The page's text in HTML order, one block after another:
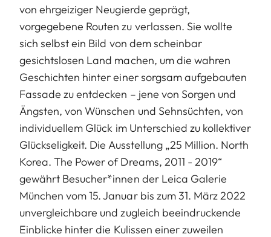
von ehrgeiziger Neugierde geprägt,
vorgegebene Routen zu verlassen. Sie wollte
sich selbst ein Bild von dem scheinbar
gesichtslosen Land machen, um die wahren
Geschichten hinter einer sorgsam aufgebauten
Fassade zu entdecken – jene von Sorgen und
Ängsten, von Wünschen und Sehnsüchten, von
individuellem Glück im Unterschied zu kollektiver
Glückseligkeit. Die Ausstellung „25 Million. North
Korea. The Power of Dreams, 2011 - 2019“
gewährt Besucher*innen der Leica Galerie
München vom 15. Januar bis zum 31. März 2022
unvergleichbare und zugleich beeindruckende
Einblicke hinter die Kulissen einer zuweilen